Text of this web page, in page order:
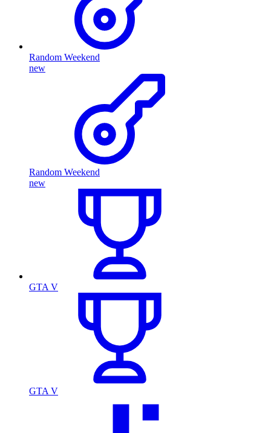
Random Weekend
new
Random Weekend
new
GTA V
GTA V